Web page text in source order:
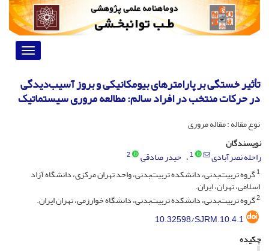
Toggle
تأثیر خستگی بر پارامترهای بیومکانیکی و بروز آسیب‌دیدگی
در حرکات منتخب در افراد سالم: مطالعه مروری سیستماتیک
نوع مقاله : مقاله مروری
نویسندگان
راحله نصرآبادی
1 حیدر صادقی
2
1گروه تربیت‌بدنی، دانشکده تربیت‌بدنی، واحد تهران مرکزی، دانشگاه آزاد
اسلامی، تهران، ایران.
2گروه تربیت‌بدنی، دانشکده تربیت‌بدنی، دانشگاه خوارزمی، تهران ایران.
10.32598/SJRM.10.4.1
چکیده